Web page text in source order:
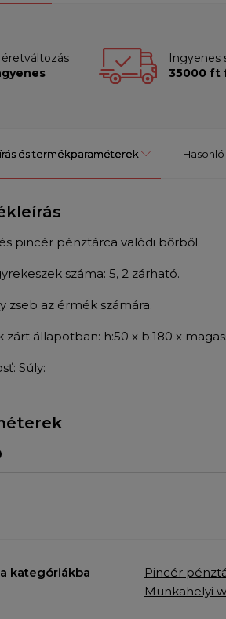
Ingyenes
35000 ft
és termékparaméterek
pincér pénztárca valódi bőrből.
száma: 5, 2 zárható.
zseb az érmék számára.
zárt állapotban: h:50 x b:180 x
Súly:
kategóriákba
Pincér
Munkahelyi